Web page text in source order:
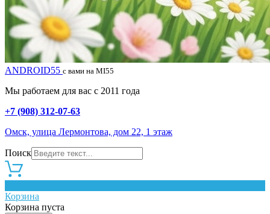
ANDROID55 с вами на MI55
Мы работаем для вас с 2011 года
+7 (908) 312-07-63
Омск, улица Лермонтова, дом 22, 1 этаж
Поиск
Корзина
Корзина пуста